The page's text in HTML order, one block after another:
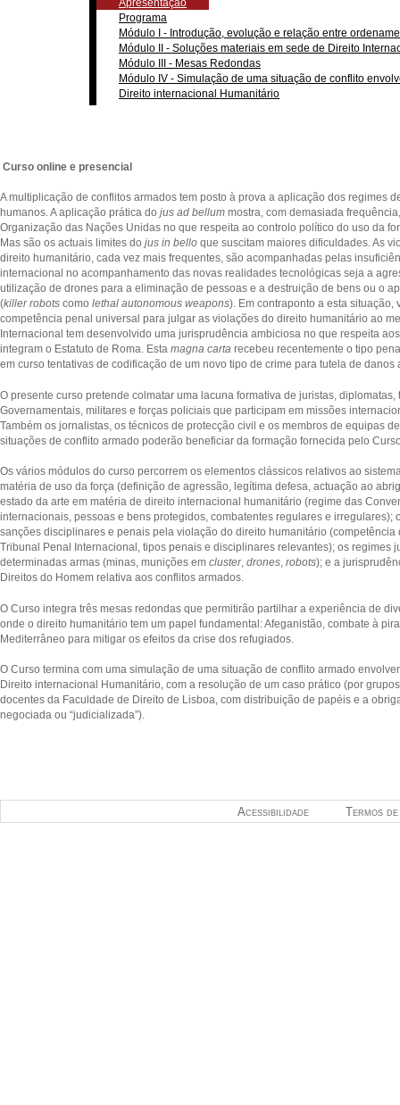
Programa
Módulo I - Introdução, evolução e relação entre
Módulo II - Soluções materiais em sede de Direito
Módulo III - Mesas Redondas
Módulo IV - Simulação de uma situação de conflito
Direito internacional Humanitário
Curso online e presencial
A multiplicação de conflitos armados tem posto à prova a aplicação dos regimes
humanos. A aplicação prática do jus ad bellum mostra, com demasiada
Organização das Nações Unidas no que respeita ao controlo político do uso da
Mas são os actuais limites do jus in bello que suscitam maiores dificuldades. As
direito humanitário, cada vez mais frequentes, são acompanhadas pelas
internacional no acompanhamento das novas realidades tecnológicas seja a
utilização de drones para a eliminação de pessoas e a destruição de bens ou o
(killer robots como lethal autonomous weapons). Em contraponto a esta
competência penal universal para julgar as violações do direito humanitário ao
Internacional tem desenvolvido uma jurisprudência ambiciosa no que respeita
integram o Estatuto de Roma. Esta magna carta recebeu recentemente o tipo
em curso tentativas de codificação de um novo tipo de crime para tutela de danos
O presente curso pretende colmatar uma lacuna formativa de juristas,
Governamentais, militares e forças policiais que participam em missões
Também os jornalistas, os técnicos de protecção civil e os membros de equipas
situações de conflito armado poderão beneficiar da formação fornecida pelo
Os vários módulos do curso percorrem os elementos clássicos relativos ao
matéria de uso da força (definição de agressão, legítima defesa, actuação ao
estado da arte em matéria de direito internacional humanitário (regime das
internacionais, pessoas e bens protegidos, combatentes regulares e irregulares);
sanções disciplinares e penais pela violação do direito humanitário (competência
Tribunal Penal Internacional, tipos penais e disciplinares relevantes); os regimes
determinadas armas (minas, munições em cluster, drones robots); e a
Direitos do Homem relativa aos conflitos armados.
O Curso integra três mesas redondas que permitirão partilhar a experiência de
onde o direito humanitário tem um papel fundamental: Afeganistão, combate à
Mediterrâneo para mitigar os efeitos da crise dos refugiados.
O Curso termina com uma simulação de uma situação de conflito armado
Direito internacional Humanitário, com a resolução de um caso prático (por
docentes da Faculdade de Direito de Lisboa, com distribuição de papéis e a
negociada ou “judicializada”).
Termos
Acessibilidade